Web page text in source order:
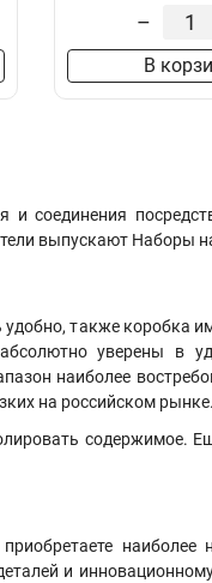
–
В
соединения
выпускают Наборы
также коробка
уверены в
наиболее
на российском рынке.
содержимое.
и